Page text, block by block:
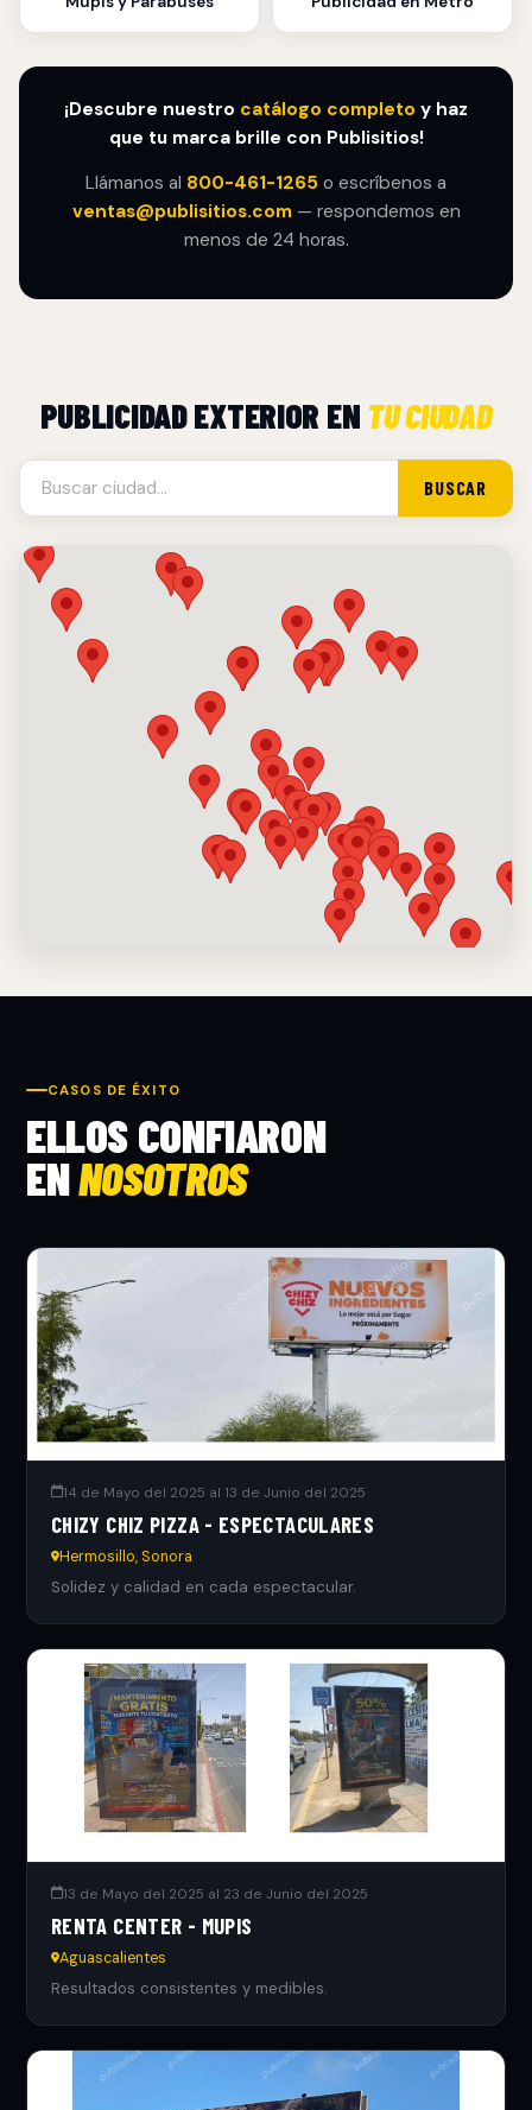
¡Descubre nuestro catálogo completo y haz
que tu marca brille con Publisitios!
Llámanos al 800-461-1265 o escríbenos a
ventas@publisitios.com— respondemos en
menos de 24 horas.
PUBLICIDAD EXTERIOR EN TU CIUDAD
BUSCAR
CASOS DE ÉXITO
ELLOS CONFIARON
ENNOSOTROS
14 de Mayo del 2025 al 13 de Junio del 2025
CHIZY CHIZ PIZZA - ESPECTACULARES
Hermosillo, Sonora
Solidez y calidad en cada espectacular.
13 de Mayo del 2025 al 23 de Junio del 2025
RENTA CENTER - MUPIS
Aguascalientes
Resultados consistentes y medibles.